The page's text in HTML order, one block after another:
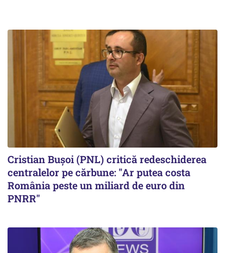
Cristian Bușoi (PNL) critică redeschiderea
centralelor pe cărbune: "Ar putea costa
România peste un miliard de euro din
PNRR"